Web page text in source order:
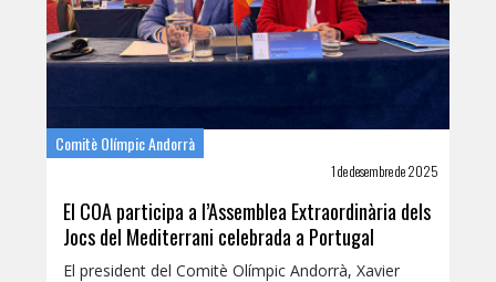
Comitè Olímpic Andorrà
1 de desembre de 2025
El COA participa a l’Assemblea Extraordinària dels
Jocs del Mediterrani celebrada a Portugal
El president del Comitè Olímpic Andorrà, Xavier